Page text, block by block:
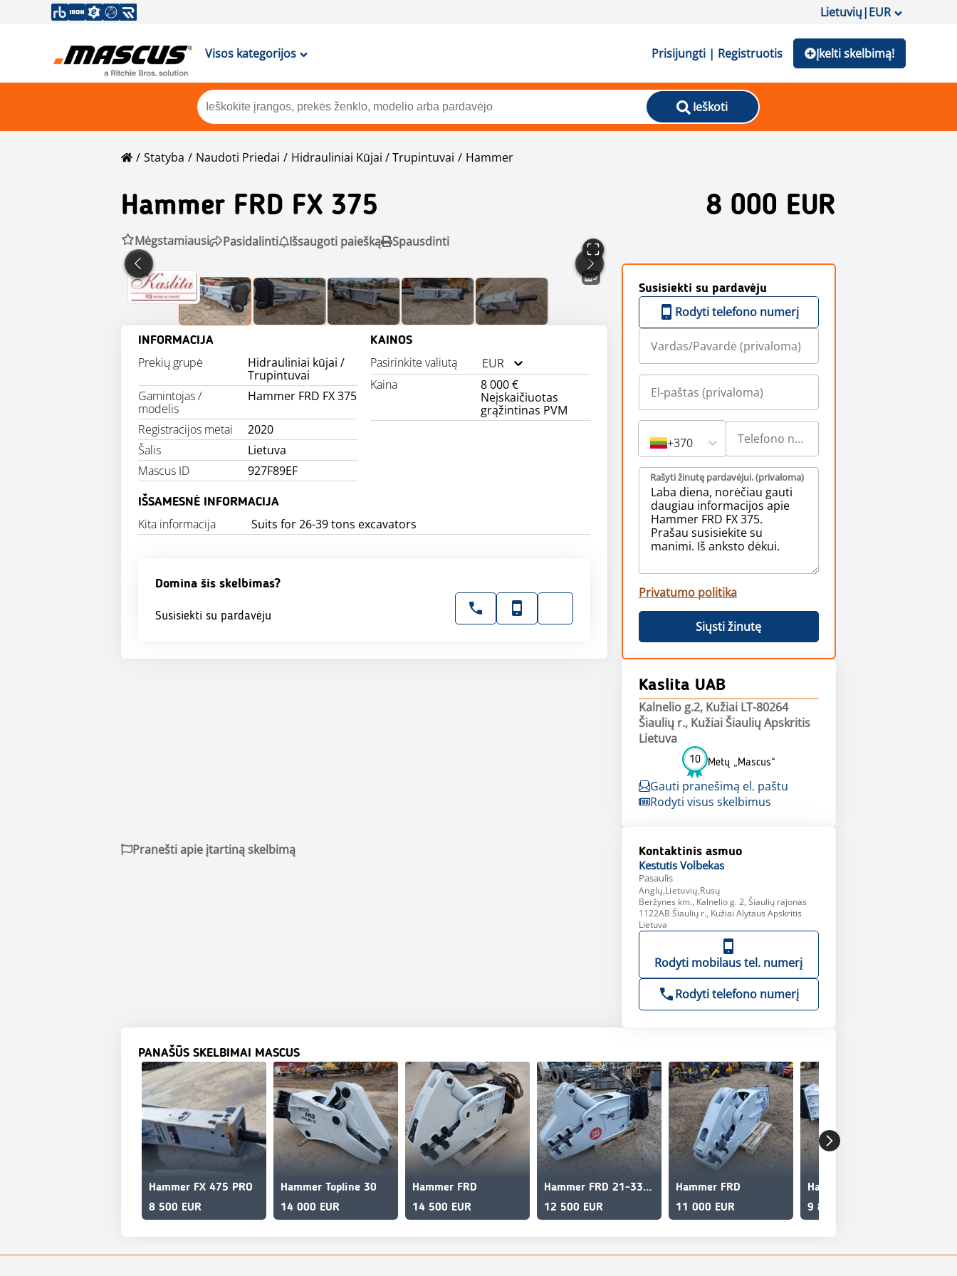
Lietuvių|EUR
Visos kategorijos Prisijungti | Registruotis Įkelti skelbimą!
Ieškoti
Statyba Naudoti Priedai Hidrauliniai Kūjai / Trupintuvai Hammer
Hammer FRD FX 375 8 000 EUR
Mėgstamiausi Pasidalinti Išsaugoti paiešką Spausdinti
5
INFORMACIJA
Prekių grupė
Hidrauliniai kūjai /
Trupintuvai
Gamintojas /
modelis
Hammer FRD FX 375
Registracijos metai
2020
Šalis
Lietuva
Mascus ID
927F89EF
KAINOS
Pasirinkite valiutą
EUR
Kaina
8 000 €
Neįskaičiuotas
grąžintinas PVM
IŠSAMESNĖ INFORMACIJA
Kita informacija Suits for 26-39 tons excavators
Domina šis skelbimas?
Susisiekti su pardavėju
Susisiekti su pardavėju
Rodyti telefono numerį
+370
Rašyti žinutę pardavėjui. (privaloma)
Privatumo politika
Siųsti žinutę
Kaslita UAB
Kalnelio g.2, Kužiai LT-80264
Šiaulių r., Kužiai Šiaulių Apskritis
Lietuva
10 Metų „Mascus“
Gauti pranešimą el. paštu
Rodyti visus skelbimus
Kontaktinis asmuo
Kestutis Volbekas
Pasaulis
Anglų,Lietuvių,Rusų
Beržynės km., Kalnelio g. 2, Šiaulių rajonas
1122AB Šiaulių r., Kužiai Alytaus Apskritis
Lietuva
Rodyti mobilaus tel. numerį
Rodyti telefono numerį
Pranešti apie įtartiną skelbimą
PANAŠŪS SKELBIMAI MASCUS
Hammer FX 475 PRO
8 500 EUR
Hammer Topline 30
14 000 EUR
Hammer FRD
14 500 EUR
Hammer FRD 21-33 Tons
12 500 EUR
Hammer FRD
11 000 EUR
Hammer FX 375
9 800 EUR